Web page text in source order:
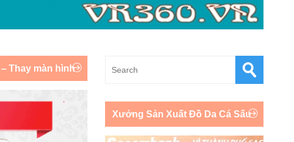
Thay màn hình
Xưởng Sản Xuất Đồ Da Cá Sấu